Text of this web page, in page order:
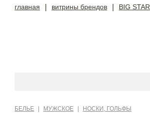
главная витрины брендов BIG STAR
БЕЛЬЕ МУЖСКОЕ НОСКИ, ГОЛЬФЫ